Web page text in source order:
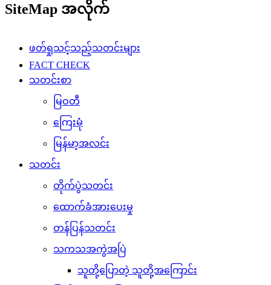
SiteMap အလိုက်
ဖတ်ရှုသင့်သည့်သတင်းများ
FACT CHECK
သတင်းစာ
မြဝတီ
ကြေးမုံ
မြန်မာ့အလင်း
သတင်း
တိုက်ပွဲသတင်း
ထောက်ခံအားပေးမှု
တန်ပြန်သတင်း
သကသအကွဲအပြဲ
သူတို့ပြောတဲ့ သူတို့အကြောင်း